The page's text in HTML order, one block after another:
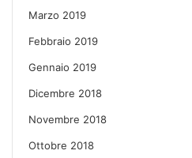
Marzo 2019
Febbraio 2019
Gennaio 2019
Dicembre 2018
Novembre 2018
Ottobre 2018